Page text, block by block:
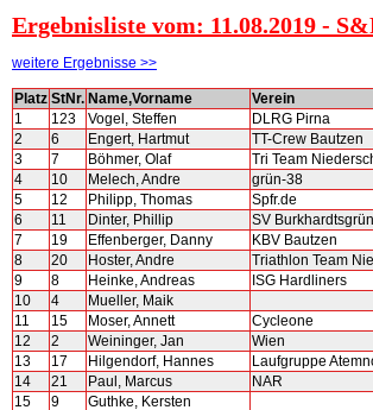
Ergebnisliste vom: 11.08.2019 -
weitere Ergebnisse >>
Platz StNr. Name,Vorname Verein
1
123 Vogel, Steffen DLRG Pirna
2
6 Engert, Hartmut TT-Crew Bautzen
3
7 Böhmer, Olaf Tri Team
4
10 Melech, Andre grün-38
5
12 Philipp, Thomas Spfr.de
6
11 Dinter, Phillip SV Burkhardtsgrün
7
19 Effenberger, Danny KBV Bautzen
8
20 Hoster, Andre Triathlon Team
9
8 Heinke, Andreas ISG Hardliners
10
4 Mueller, Maik
11
15 Moser, Annett Cycleone
12
2 Weininger, Jan Wien
13
17 Hilgendorf, Hannes Laufgruppe
14
21 Paul, Marcus NAR
15
9 Guthke, Kersten